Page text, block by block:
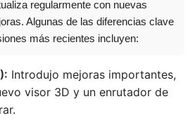
regularmente con nuevas
Algunas de las diferencias clave
más recientes incluyen:
Introdujo mejoras importantes,
visor 3D y un enrutador de